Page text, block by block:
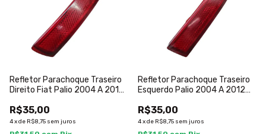
Refletor Parachoque Traseiro
Direito Fiat Palio 2004 A 2012
R$35,00
4xde R$8,75 sem juros
Refletor Parachoque Traseiro
Esquerdo Palio 2004 A 2012
R$35,00
4xde R$8,75 sem juros